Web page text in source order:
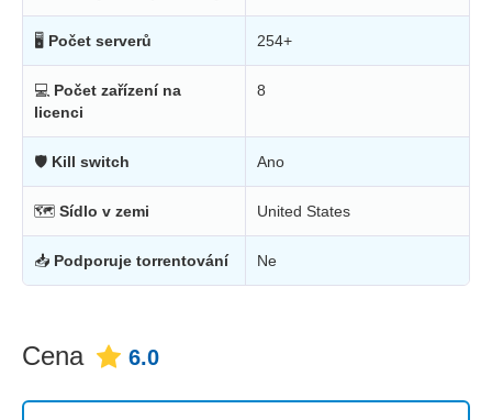
🖥 Počet serverů 254+
💻 Počet zařízení na
licenci
8
🛡 Kill switch Ano
🗺 Sídlo v zemi United States
📥 Podporuje torrentování Ne
Cena 6.0